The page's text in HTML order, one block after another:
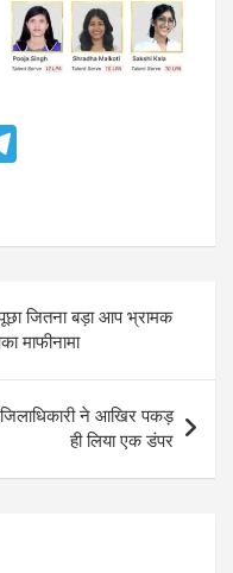
e
g
r
a
m
जितना बड़ा आप भ्रामक
माफीनामा
ने आखिर पकड़
ही लिया एक डंपर